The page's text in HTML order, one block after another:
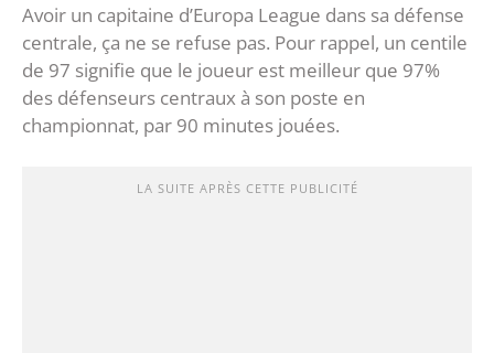
Avoir un capitaine d’Europa League dans sa défense
centrale, ça ne se refuse pas. Pour rappel, un centile
de 97 signifie que le joueur est meilleur que 97%
des défenseurs centraux à son poste en
championnat, par 90 minutes jouées.
LA SUITE APRÈS CETTE PUBLICITÉ